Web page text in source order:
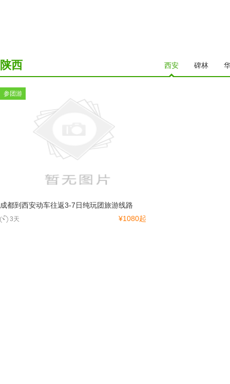
陕西 西安 碑林
参团游
成都到西安动车往返3-7日纯玩团旅游线路
¥1080起
3天